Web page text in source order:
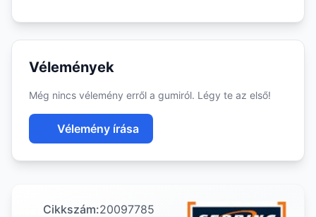
Vélemények
Még nincs vélemény erről a gumiról. Légy te az első!
Vélemény írása
Cikkszám:20097785